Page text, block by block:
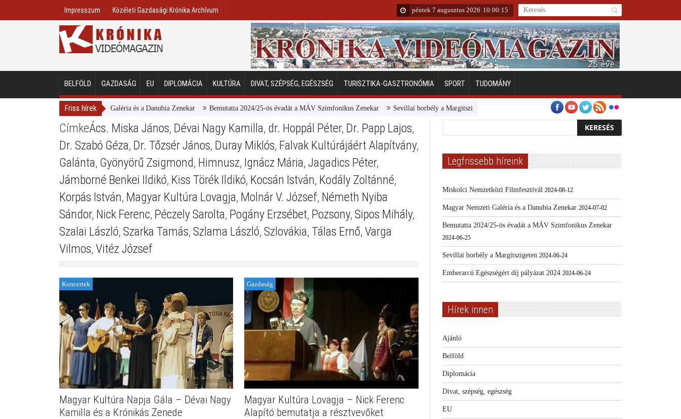
Impresszum Közéleti Gazdasági Krónika Archívum péntek 7 augusztus 2026 10:00:15
BELFÖLD GAZDASÁG EU DIPLOMÁCIA KULTÚRA DIVAT, SZÉPSÉG, EGÉSZSÉG TURISZTIKA-GASZTRONÓMIA SPORT TUDOMÁNY
Friss hírek
Magyar Nemzeti Galéria és a Danubia Zenekar Bemutatta 2024/25-ös évadát a MÁV Szimfonikus Zenekar Sevillai borbély a Margitszigeten Emberarcú Egészségért díj pályázat 2024
CímkeÁcs. Miska János, Dévai Nagy Kamilla, dr. Hoppál Péter, Dr. Papp Lajos,
Dr. Szabó Géza, Dr. Tőzsér János, Duray Miklós, Falvak Kultúrájáért Alapítvány,
Galánta, Gyönyörű Zsigmond, Himnusz, Ignácz Mária, Jagadics Péter,
Jámborné Benkei Ildikó, Kiss Törék Ildikó, Kocsán István, Kodály Zoltánné,
Korpás István, Magyar Kultúra Lovagja, Molnár V. József, Németh Nyiba
Sándor, Nick Ferenc, Péczely Sarolta, Pogány Erzsébet, Pozsony, Sipos Mihály,
Szalai László, Szarka Tamás, Szlama László, Szlovákia, Tálas Ernő, Varga
Vilmos, Vitéz József
Koncertek
Magyar Kultúra Napja Gála – Dévai Nagy
Kamilla és a Krónikás Zenede
Gazdaság
Magyar Kultúra Lovagja – Nick Ferenc
Alapító bemutatja a résztvevőket
Legfrissebb híreink
Miskolci Nemzetközi Filmfesztivál 2024-08-12
Magyar Nemzeti Galéria és a Danubia Zenekar 2024-07-02
Bemutatta 2024/25-ös évadát a MÁV Szimfonikus Zenekar
2024-06-25
Sevillai borbély a Margitszigeten 2024-06-24
Emberarcú Egészségért díj pályázat 2024 2024-06-24
Hírek innen
Ajánló
Belföld
Diplomácia
Divat, szépség, egészség
EU